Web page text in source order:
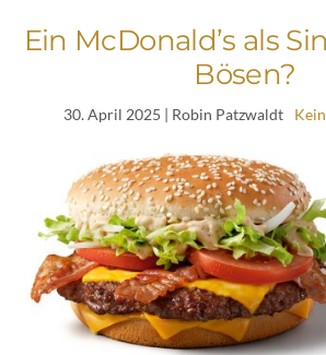
Ein McDonald’s als
Bösen?
30. April 2025 | Robin Patzwaldt